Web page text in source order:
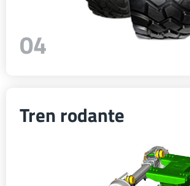
04
Tren rodante